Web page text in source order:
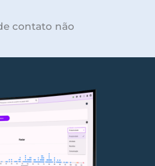
contato não